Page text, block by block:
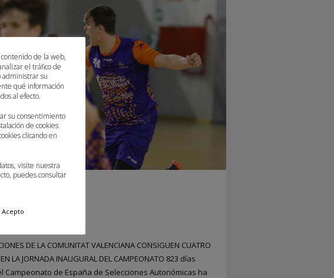
EL CESA 2022
2022
DE LA COMUNITAT VALENCIANA CONSIGUEN CUATRO
LA JORNADA INAUGURAL DEL CAMPEONATO 823 días
Campeonato de España de Selecciones Autonómicas ha
de la web,
el tráfico de
administrar su
qué información
al efecto.
su consentimiento
de cookies
clicando en
visite nuestra
puedes consultar
Acepto